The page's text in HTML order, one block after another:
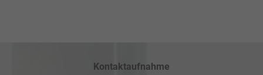
Kontaktaufnahme